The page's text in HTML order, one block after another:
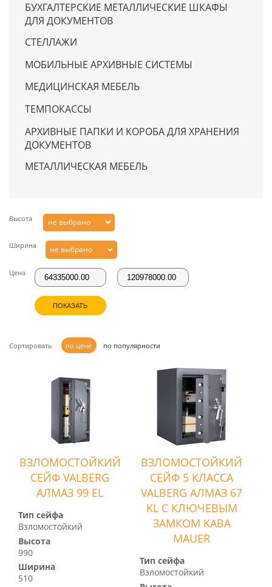
БУХГАЛТЕРСКИЕ МЕТАЛЛИЧЕСКИЕ ШКАФЫ
ДЛЯ ДОКУМЕНТОВ
СТЕЛЛАЖИ
МОБИЛЬНЫЕ АРХИВНЫЕ СИСТЕМЫ
МЕДИЦИНСКАЯ МЕБЕЛЬ
ТЕМПОКАССЫ
АРХИВНЫЕ ПАПКИ И КОРОБА ДЛЯ ХРАНЕНИЯ
ДОКУМЕНТОВ
МЕТАЛЛИЧЕСКАЯ МЕБЕЛЬ
Высота не выбрано
Ширина не выбрано
Цена
ПОКАЗАТЬ
Сортировать по цене по популярности
ВЗЛОМОСТОЙКИЙ
СЕЙФ VALBERG
АЛМАЗ 99 EL
Тип сейфа
Взломостойкий
Высота
990
Ширина
510
ВЗЛОМОСТОЙКИЙ
СЕЙФ 5 КЛАССА
VALBERG АЛМАЗ 67
KL С КЛЮЧЕВЫМ
ЗАМКОМ KABA
MAUER
Тип сейфа
Взломостойкий